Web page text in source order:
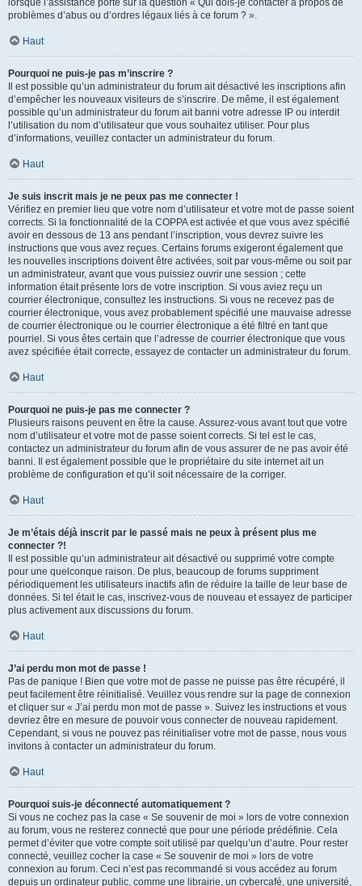
lorsque l’assistance porte sur la question « Qui dois-je contacter à propos de
problèmes d’abus ou d’ordres légaux liés à ce forum ? ».
Haut
Pourquoi ne puis-je pas m’inscrire ?
Il est possible qu’un administrateur du forum ait désactivé les inscriptions afin
d’empêcher les nouveaux visiteurs de s’inscrire. De même, il est également
possible qu’un administrateur du forum ait banni votre adresse IP ou interdit
l’utilisation du nom d’utilisateur que vous souhaitez utiliser. Pour plus
d’informations, veuillez contacter un administrateur du forum.
Haut
Je suis inscrit mais je ne peux pas me connecter !
Vérifiez en premier lieu que votre nom d’utilisateur et votre mot de passe soient
corrects. Si la fonctionnalité de la COPPA est activée et que vous avez spécifié
avoir en dessous de 13 ans pendant l’inscription, vous devrez suivre les
instructions que vous avez reçues. Certains forums exigeront également que
les nouvelles inscriptions doivent être activées, soit par vous-même ou soit par
un administrateur, avant que vous puissiez ouvrir une session ; cette
information était présente lors de votre inscription. Si vous aviez reçu un
courrier électronique, consultez les instructions. Si vous ne recevez pas de
courrier électronique, vous avez probablement spécifié une mauvaise adresse
de courrier électronique ou le courrier électronique a été filtré en tant que
pourriel. Si vous êtes certain que l’adresse de courrier électronique que vous
avez spécifiée était correcte, essayez de contacter un administrateur du forum.
Haut
Pourquoi ne puis-je pas me connecter ?
Plusieurs raisons peuvent en être la cause. Assurez-vous avant tout que votre
nom d’utilisateur et votre mot de passe soient corrects. Si tel est le cas,
contactez un administrateur du forum afin de vous assurer de ne pas avoir été
banni. Il est également possible que le propriétaire du site internet ait un
problème de configuration et qu’il soit nécessaire de la corriger.
Haut
Je m’étais déjà inscrit par le passé mais ne peux à présent plus me
connecter ?!
Il est possible qu’un administrateur ait désactivé ou supprimé votre compte
pour une quelconque raison. De plus, beaucoup de forums suppriment
périodiquement les utilisateurs inactifs afin de réduire la taille de leur base de
données. Si tel était le cas, inscrivez-vous de nouveau et essayez de participer
plus activement aux discussions du forum.
Haut
J’ai perdu mon mot de passe !
Pas de panique ! Bien que votre mot de passe ne puisse pas être récupéré, il
peut facilement être réinitialisé. Veuillez vous rendre sur la page de connexion
et cliquer sur « J’ai perdu mon mot de passe ». Suivez les instructions et vous
devriez être en mesure de pouvoir vous connecter de nouveau rapidement.
Cependant, si vous ne pouvez pas réinitialiser votre mot de passe, nous vous
invitons à contacter un administrateur du forum.
Haut
Pourquoi suis-je déconnecté automatiquement ?
Si vous ne cochez pas la case « Se souvenir de moi » lors de votre connexion
au forum, vous ne resterez connecté que pour une période prédéfinie. Cela
permet d’éviter que votre compte soit utilisé par quelqu’un d’autre. Pour rester
connecté, veuillez cocher la case « Se souvenir de moi » lors de votre
connexion au forum. Ceci n’est pas recommandé si vous accédez au forum
depuis un ordinateur public, comme une librairie, un cybercafé, une université,